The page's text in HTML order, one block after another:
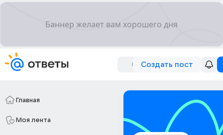
Создать пост
Главная
Моя лента